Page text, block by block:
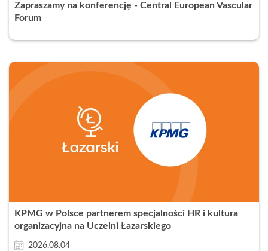
Zapraszamy na konferencję - Central European Vascular
Forum
KPMG w Polsce partnerem specjalności HR i kultura
organizacyjna na Uczelni Łazarskiego
2026.08.04